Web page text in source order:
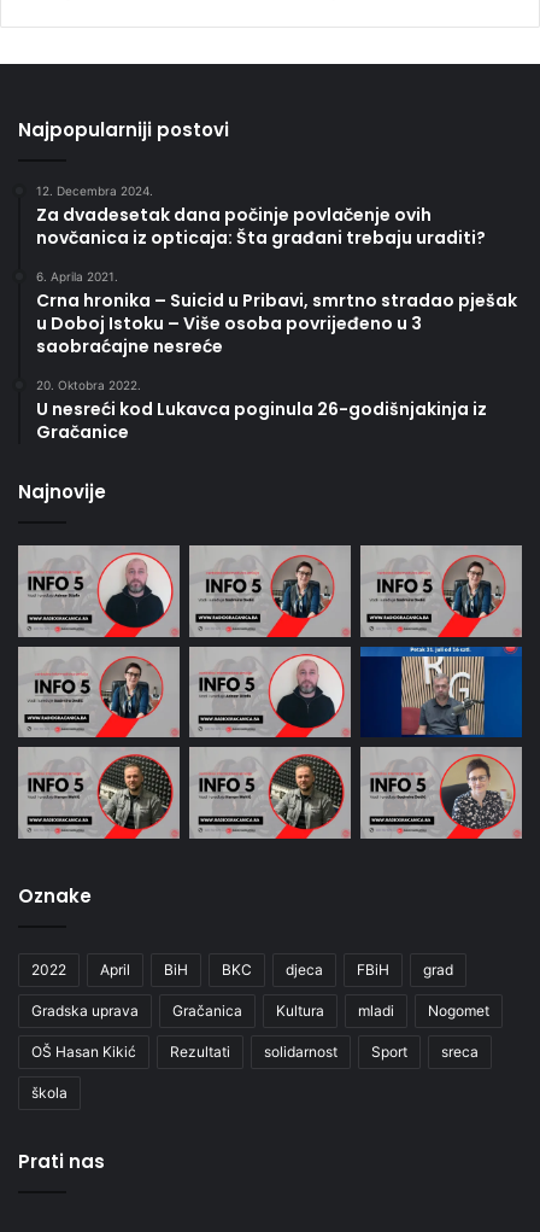
Najpopularniji postovi
12. Decembra 2024.
Za dvadesetak dana počinje povlačenje ovih
novčanica iz opticaja: Šta građani trebaju uraditi?
6. Aprila 2021.
Crna hronika – Suicid u Pribavi, smrtno stradao pješak
u Doboj Istoku – Više osoba povrijeđeno u 3
saobraćajne nesreće
20. Oktobra 2022.
U nesreći kod Lukavca poginula 26-godišnjakinja iz
Gračanice
Najnovije
Oznake
2022 April BiH BKC djeca FBiH grad
Gradska uprava Gračanica Kultura mladi Nogomet
OŠ Hasan Kikić Rezultati solidarnost Sport sreca
škola
Prati nas